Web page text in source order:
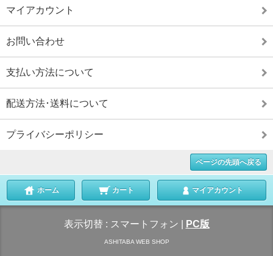
マイアカウント
お問い合わせ
支払い方法について
配送方法･送料について
プライバシーポリシー
ページの先頭へ戻る
ホーム カート マイアカウント
表示切替 : スマートフォン PC版
ASHITABA WEB SHOP